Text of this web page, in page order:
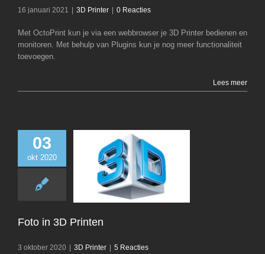
16 januari 2021 | 3D Printer | 0 Reacties
Met OctoPrint kun je via een webbrowser je 3D Printer bedienen en
monitoren. Met behulp van Plugins kun je nog meer functionaliteit
toevoegen.
Lees meer
03
okt 2020
Foto in 3D Printen
3 oktober 2020 | 3D Printer | 5 Reacties